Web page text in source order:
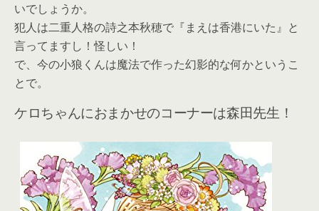
いでしょうか。
犯人は二重人格の詩之本秋穂で『まえは香港にいた』と
言ってますし！怪しい！
で、今の小狼くんは魔法で作った幻影的な何かというこ
とで。
ケロちゃんにおまかせのコーナーは森田先生！